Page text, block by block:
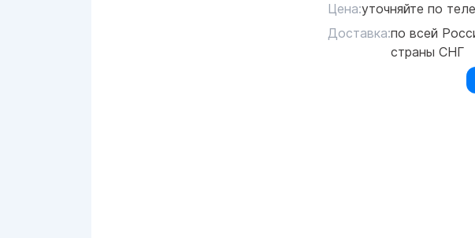
Цена:уточняйте по
Доставка:по всей
страны СНГ